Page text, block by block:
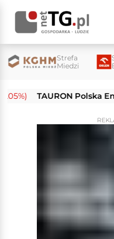
Strefa
Miedzi
TAURON Polska